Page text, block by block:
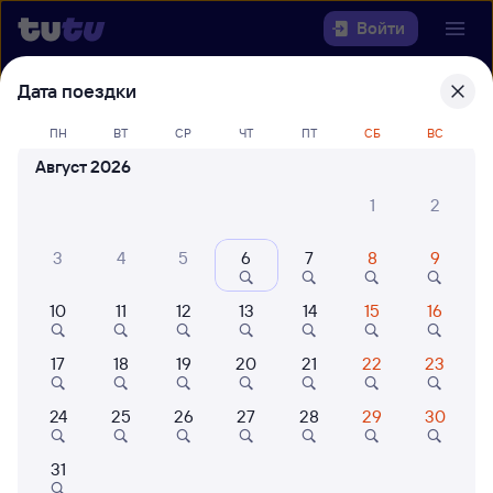
Войти
Выберите день, чтобы найти
билеты Ярославль-Главный —
Синдор
42 млн путешествуют с
Дата поездки
ПН ВТ СР ЧТ ПТ СБ ВС
Август 2026
1
2
3 4 5 6 7 8 9
10 11 12 13 14 15 16
17 18 19 20 21 22 23
24 25 26 27 28 29 30
31